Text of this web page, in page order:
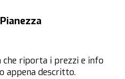
riporta i prezzi e info
appena descritto.